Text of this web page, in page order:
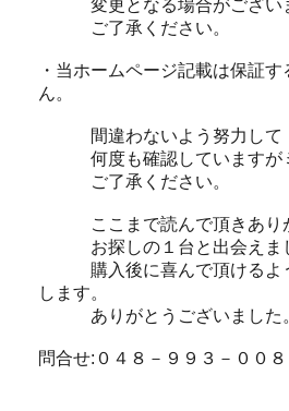
変更となる場合がござい
ご了承ください。
・当ホームページ記載は保証
ん。
間違わないよう努力して
何度も確認していますがミ
ご了承ください。
ここまで読んで頂きありが
お探しの１台と出会えまし
購入後に喜んで頂けるよう
します。
ありがとうございました
問合せ:０４８－９９３－００８